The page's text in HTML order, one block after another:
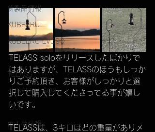
新製品情報
KUBEERU
KUBEERU LV390
PIZZA & GRILL KIT
TELASS
KUBEERU BOX
IBUKI
再入荷情報
TELASS soloをリリースしたばかりで
はありますが、TELASSのほうもしっか
りご予約頂き、お客様がしっかりと選
択して購入してくださってる事が嬉し
いです。
TELASSは、3キロほどの重量がありメ